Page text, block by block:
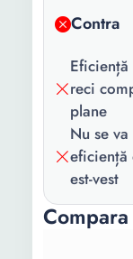
Recomandat
incaperi
la:
Inaltime:
Lungime:
Latime:
Contra
reci
plane
Nu se
eficiență
est-vest